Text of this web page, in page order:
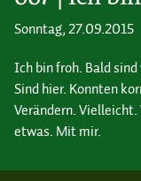
Sonntag, 27.09.2015
Ich bin froh. Bald
Sind hier. Konnten
Verändern.
etwas. Mit mir.